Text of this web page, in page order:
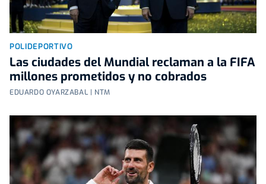
POLIDEPORTIVO
Las ciudades del Mundial reclaman a la FIFA
millones prometidos y no cobrados
EDUARDO OYARZABAL | NTM